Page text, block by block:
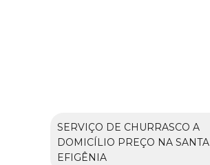
SERVIÇO DE CHURRASCO A
DOMICÍLIO PREÇO NA SANTA
EFIGÊNIA